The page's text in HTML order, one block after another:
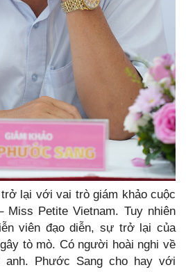
lại với vai trò giám khảo cuộc
Miss Petite Vietnam. Tuy nhiên
viên đạo diễn, sự trở lại của
tò mò. Có người hoài nghi về
Phước Sang cho hay với